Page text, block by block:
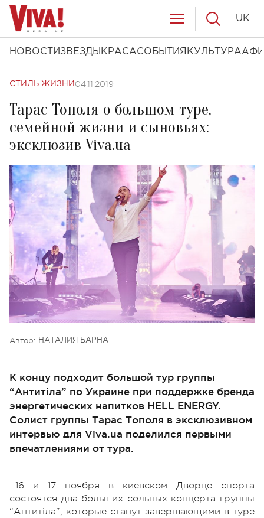
НОВОСТИ ЗВЕЗДЫ КРАСАСОБЫТИЯ КУЛЬТУРА
UK
СТИЛЬ ЖИЗНИ 04.11.2019
Тарас Тополя о большом туре,
семейной жизни и сыновьях:
эксклюзив Viva.ua
Автор: НАТАЛИЯ БАРНА
К концу подходит большой тур группы
“Антитіла” по Украине при поддержке бренда
энергетических напитков HELL ENERGY.
Солист группы Тарас Тополя в эксклюзивном
интервью для Viva.ua поделился первыми
впечатлениями от тура.
16 и 17 ноября в киевском Дворце спорта
состоятся два больших сольных концерта группы
“Антитіла”, которые станут завершающими в туре